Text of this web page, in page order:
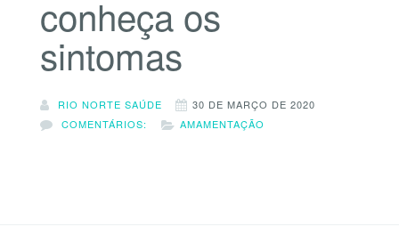
conheça os
sintomas
RIO NORTE SAÚDE
30 DE MARÇO DE 2020
COMENTÁRIOS:
AMAMENTAÇÃO